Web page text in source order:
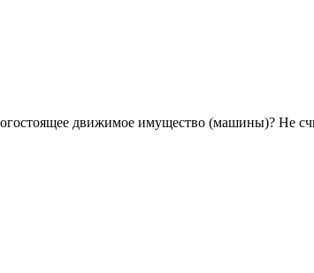
движимое имущество (машины)? Не